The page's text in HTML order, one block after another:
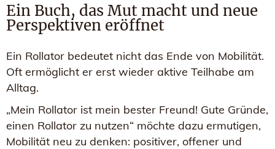
Ein Buch, das Mut macht und neue
Perspektiven eröffnet
Ein Rollator bedeutet nicht das Ende von Mobilität.
Oft ermöglicht er erst wieder aktive Teilhabe am
Alltag.
„Mein Rollator ist mein bester Freund! Gute Gründe,
einen Rollator zu nutzen“ möchte dazu ermutigen,
Mobilität neu zu denken: positiver, offener und